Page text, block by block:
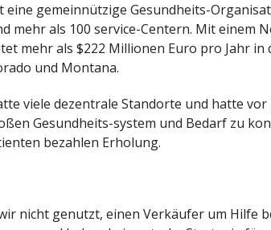
eine gemeinnützige Gesundheits-
mehr als 100 service-Centern. Mit einem
mehr als $222 Millionen Euro pro Jahr in
und Montana.
viele dezentrale Standorte und hatte
Gesundheits-system und Bedarf zu
bezahlen Erholung.
nicht genutzt, einen Verkäufer um Hilfe